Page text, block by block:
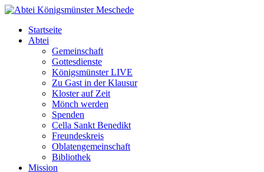
Startseite
Abtei
Gemeinschaft
Gottesdienste
Königsmünster LIVE
Zu Gast in der Klausur
Kloster auf Zeit
Mönch werden
Spenden
Cella Sankt Benedikt
Freundeskreis
Oblatengemeinschaft
Bibliothek
Mission